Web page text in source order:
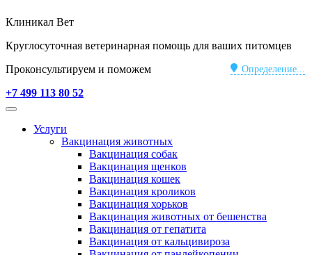
Клиникал Вет
Круглосуточная ветеринарная помощь для ваших питомцев
Определение...
Проконсультируем и поможем
+7 499 113 80 52
Услуги
Вакцинация животных
Вакцинация собак
Вакцинация щенков
Вакцинация кошек
Вакцинация кроликов
Вакцинация хорьков
Вакцинация животных от бешенства
Вакцинация от гепатита
Вакцинация от кальцивироза